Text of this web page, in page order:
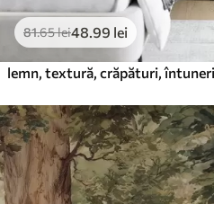
81.65lei48 .99 lei